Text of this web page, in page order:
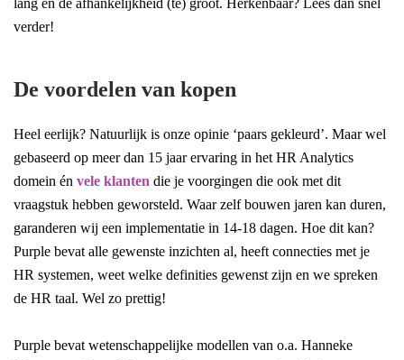
lang en de afhankelijkheid (te) groot. Herkenbaar? Lees dan snel
verder!
De voordelen van kopen
Heel eerlijk? Natuurlijk is onze opinie ‘paars gekleurd’. Maar wel
gebaseerd op meer dan 15 jaar ervaring in het HR Analytics
domein én vele klanten die je voorgingen die ook met dit
vraagstuk hebben geworsteld. Waar zelf bouwen jaren kan duren,
garanderen wij een implementatie in 14-18 dagen. Hoe dit kan?
Purple bevat alle gewenste inzichten al, heeft connecties met je
HR systemen, weet welke definities gewenst zijn en we spreken
de HR taal. Wel zo prettig!
Purple bevat wetenschappelijke modellen van o.a. Hanneke